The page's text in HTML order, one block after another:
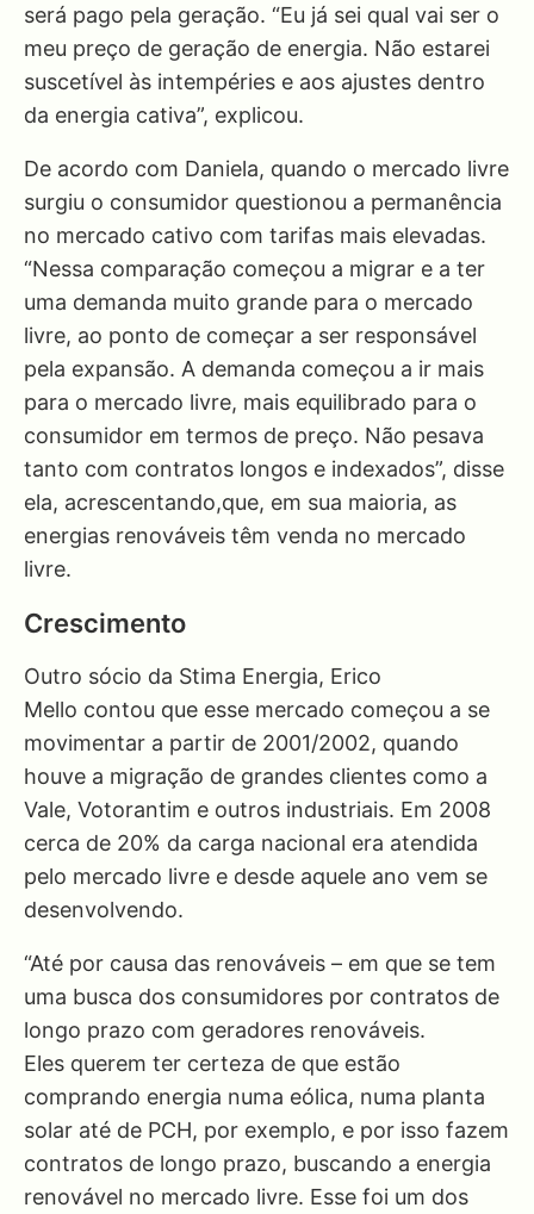
será pago pela geração. “Eu já sei qual vai ser o
meu preço de geração de energia. Não estarei
suscetível às intempéries e aos ajustes dentro
da energia cativa”, explicou.
De acordo com Daniela, quando o mercado livre
surgiu o consumidor questionou a permanência
no mercado cativo com tarifas mais elevadas.
“Nessa comparação começou a migrar e a ter
uma demanda muito grande para o mercado
livre, ao ponto de começar a ser responsável
pela expansão. A demanda começou a ir mais
para o mercado livre, mais equilibrado para o
consumidor em termos de preço. Não pesava
tanto com contratos longos e indexados”, disse
ela, acrescentando,que, em sua maioria, as
energias renováveis têm venda no mercado
livre.
Crescimento
Outro sócio da Stima Energia, Erico
Mello contou que esse mercado começou a se
movimentar a partir de 2001/2002, quando
houve a migração de grandes clientes como a
Vale, Votorantim e outros industriais. Em 2008
cerca de 20% da carga nacional era atendida
pelo mercado livre e desde aquele ano vem se
desenvolvendo.
“Até por causa das renováveis – em que se tem
uma busca dos consumidores por contratos de
longo prazo com geradores renováveis.
Eles querem ter certeza de que estão
comprando energia numa eólica, numa planta
solar até de PCH, por exemplo, e por isso fazem
contratos de longo prazo, buscando a energia
renovável no mercado livre. Esse foi um dos